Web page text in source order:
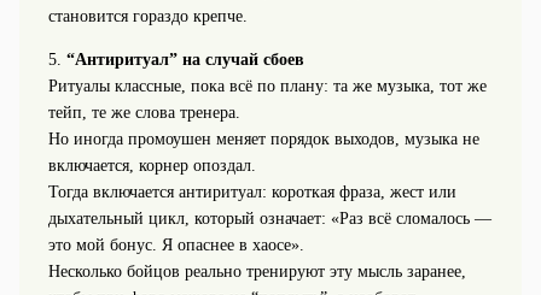
становится гораздо крепче.
5. “Антиритуал” на случай сбоев
Ритуалы классные, пока всё по плану: та же музыка, тот же
тейп, те же слова тренера.
Но иногда промоушен меняет порядок выходов, музыка не
включается, корнер опоздал.
Тогда включается антиритуал: короткая фраза, жест или
дыхательный цикл, который означает: «Раз всё сломалось —
это мой бонус. Я опаснее в хаосе».
Несколько бойцов реально тренируют эту мысль заранее,